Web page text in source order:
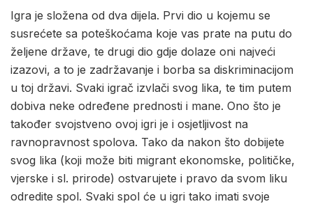
Igra je složena od dva dijela. Prvi dio u kojemu se
susrećete sa poteškoćama koje vas prate na putu do
željene države, te drugi dio gdje dolaze oni najveći
izazovi, a to je zadržavanje i borba sa diskriminacijom
u toj državi. Svaki igrač izvlači svog lika, te tim putem
dobiva neke određene prednosti i mane. Ono što je
također svojstveno ovoj igri je i osjetljivost na
ravnopravnost spolova. Tako da nakon što dobijete
svog lika (koji može biti migrant ekonomske, političke,
vjerske i sl. prirode) ostvarujete i pravo da svom liku
odredite spol. Svaki spol će u igri tako imati svoje